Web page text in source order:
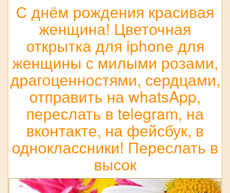
С днём рождения красивая
женщина! Цветочная
открытка для iphone для
женщины с милыми розами,
драгоценностями, сердцами,
отправить на whatsApp,
переслать в telegram, на
вконтакте, на фейсбук, в
одноклассники! Переслать в
высок